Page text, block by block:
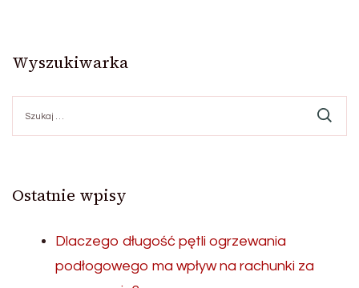
Wyszukiwarka
Ostatnie wpisy
Dlaczego długość pętli ogrzewania
podłogowego ma wpływ na rachunki za